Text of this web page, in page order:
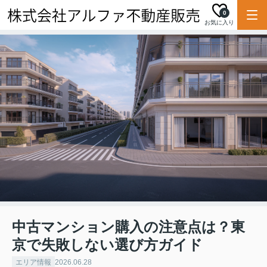
お気に入り
0
中古マンション購入の注意点は？東
京で失敗しない選び方ガイド
エリア情報 2026.06.28